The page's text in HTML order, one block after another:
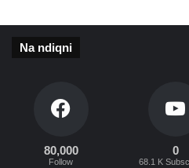
Na ndiqni
80,000
Follow
0
68.1 K